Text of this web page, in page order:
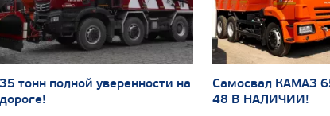
35 тонн полной уверенности на
дороге!
Самосвал КАМАЗ
48 В НАЛИЧИИ!